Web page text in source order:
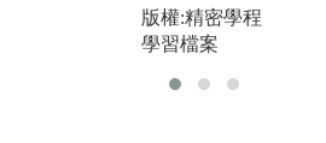
版權:精密學程
學習檔案